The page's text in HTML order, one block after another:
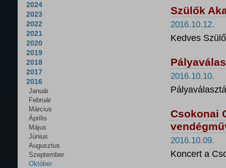
2024
2023
2022
2021
2020
2019
2018
2017
2016
Január
Február
Március
Április
Május
Június
Augusztus
Szeptember
Október
Szülők
2016.10.12.
Kedves
2016.10.10.
Csokonai
2016.10.09.
Koncert a